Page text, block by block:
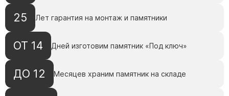
Памятники в форме скалы
Флагштоки
25 Лет гарантия на монтаж и памятники
ОТ 14 Дней изготовим памятник «Под ключ»
ДО 12 Месяцев храним памятник на складе